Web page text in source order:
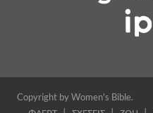
Copyright by Women's Bible.